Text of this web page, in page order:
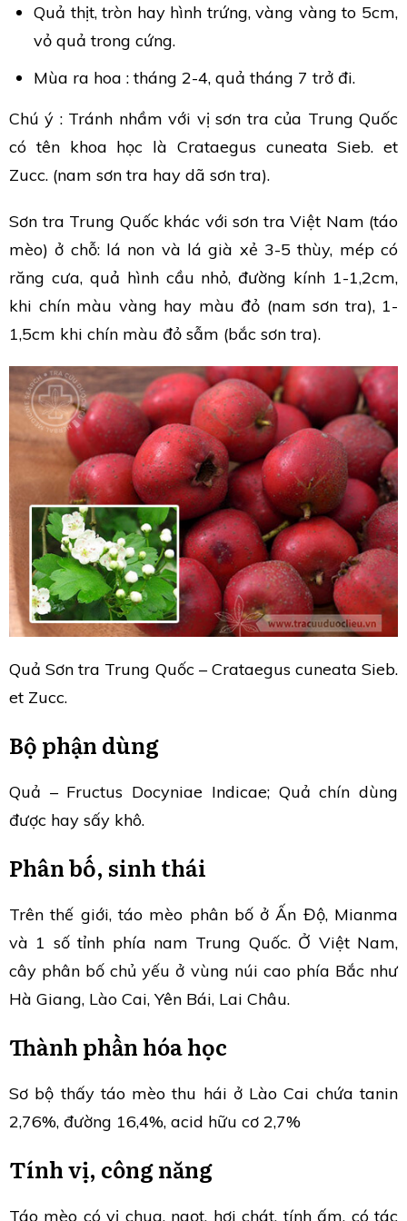
Quả thịt, tròn hay hình trứng, vàng vàng to 5cm,
vỏ quả trong cứng.
Mùa ra hoa : tháng 2-4, quả tháng 7 trở đi.
Chú ý : Tránh nhầm với vị sơn tra của Trung Quốc
có tên khoa học là Crataegus cuneata Sieb. et
Zucc. (nam sơn tra hay dã sơn tra).
Sơn tra Trung Quốc khác với sơn tra Việt Nam (táo
mèo) ở chỗ: lá non và lá già xẻ 3-5 thùy, mép có
răng cưa, quả hình cầu nhỏ, đường kính 1-1,2cm,
khi chín màu vàng hay màu đỏ (nam sơn tra), 1-
1,5cm khi chín màu đỏ sẫm (bắc sơn tra).
Quả Sơn tra Trung Quốc – Crataegus cuneata Sieb.
et Zucc.
Bộ phận dùng
Quả – Fructus Docyniae Indicae; Quả chín dùng
được hay sấy khô.
Phân bố, sinh thái
Trên thế giới, táo mèo phân bố ở Ấn Độ, Mianma
và 1 số tỉnh phía nam Trung Quốc. Ở Việt Nam,
cây phân bố chủ yếu ở vùng núi cao phía Bắc như
Hà Giang, Lào Cai, Yên Bái, Lai Châu.
Thành phần hóa học
Sơ bộ thấy táo mèo thu hái ở Lào Cai chứa tanin
2,76%, đường 16,4%, acid hữu cơ 2,7%
Tính vị, công năng
Táo mèo có vị chua, ngọt, hơi chát, tính ấm, có tác